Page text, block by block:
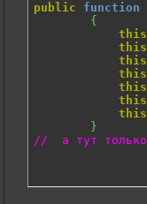
public
function
{
this
this
this
this
this
this
this
}
//  а тут только